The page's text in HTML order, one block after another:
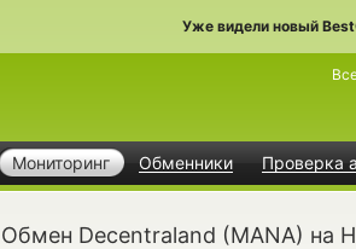
Уже видели новый
Мониторинг Обменники Проверка
Обмен Decentraland (MANA) на